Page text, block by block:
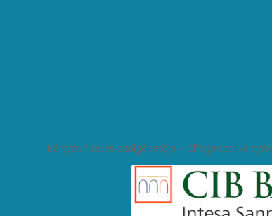
Kártyás fizetés szolgáltatója – Elfogadott kártyák